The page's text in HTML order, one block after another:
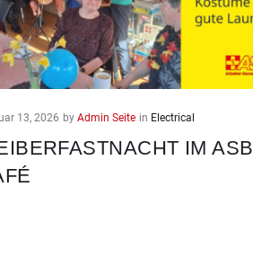
13, 2026 by Admin Seite in Electrical
IM ASB